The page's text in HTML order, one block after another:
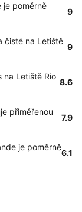
je poměrně
9
čisté na Letiště
9
na Letiště Rio
8.6
přiměřenou
7.9
je poměrně
6.1